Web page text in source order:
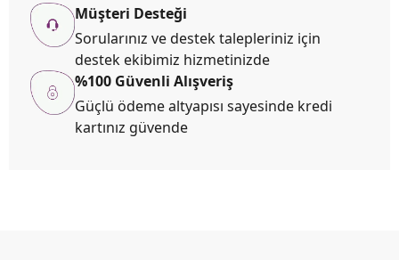
Müşteri Desteği
Sorularınız ve destek talepleriniz için
destek ekibimiz hizmetinizde
%100 Güvenli Alışveriş
Güçlü ödeme altyapısı sayesinde kredi
kartınız güvende